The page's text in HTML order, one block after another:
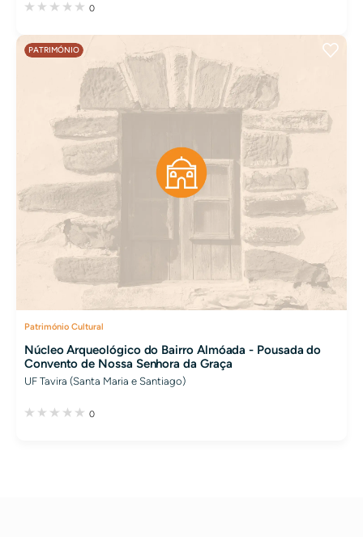
0
PATRIMÓNIO
Património Cultural
Núcleo Arqueológico do Bairro Almóada - Pousada do
Convento de Nossa Senhora da Graça
UF Tavira (Santa Maria e Santiago)
0